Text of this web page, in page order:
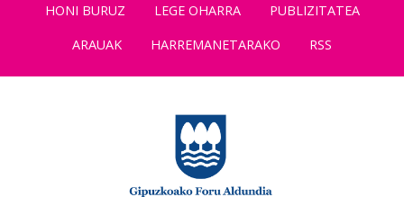
HONI BURUZ LEGE OHARRA
PUBLIZITATEA
ARAUAK
HARREMANETARAKO RSS